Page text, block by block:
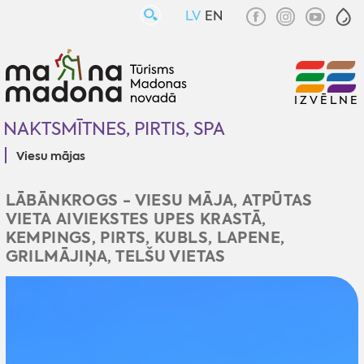
LV EN
NAKTSMĪTNES, PIRTIS, SPA
Viesu mājas
IZVĒLNE
LĀBĀNKROGS - VIESU MĀJA, ATPŪTAS
VIETA AIVIEKSTES UPES KRASTĀ,
KEMPINGS, PIRTS, KUBLS, LAPENE,
GRILMĀJIŅA, TELŠU VIETAS